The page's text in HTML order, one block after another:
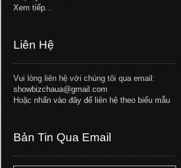
Xem tiếp...
Liên Hệ
Vui lòng liên hệ với chúng tôi qua email:
showbizchaua@gmail.com
Hoặc nhấn vào đây để liên hệ theo biểu mẫu
Bản Tin Qua Email